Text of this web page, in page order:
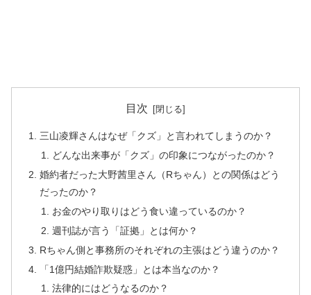
目次
三山凌輝さんはなぜ「クズ」と言われてしまうのか？
どんな出来事が「クズ」の印象につながったのか？
婚約者だった大野茜里さん（Rちゃん）との関係はどう
だったのか？
お金のやり取りはどう食い違っているのか？
週刊誌が言う「証拠」とは何か？
Rちゃん側と事務所のそれぞれの主張はどう違うのか？
「1億円結婚詐欺疑惑」とは本当なのか？
法律的にはどうなるのか？